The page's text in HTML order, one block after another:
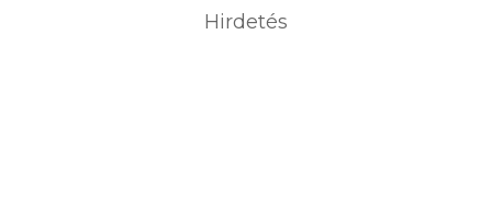
Hirdetés